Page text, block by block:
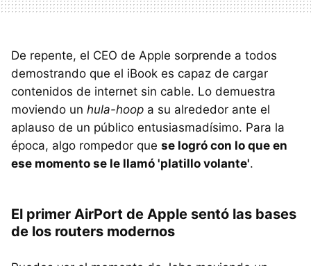
De repente, el CEO de Apple sorprende a todos
demostrando que el iBook es capaz de cargar
contenidos de internet sin cable. Lo demuestra
moviendo un hula-hoop a su alrededor ante el
aplauso de un público entusiasmadísimo. Para la
época, algo rompedor que se logró con lo que en
ese momento se le llamó 'platillo volante'.
El primer AirPort de Apple sentó las bases
de los routers modernos